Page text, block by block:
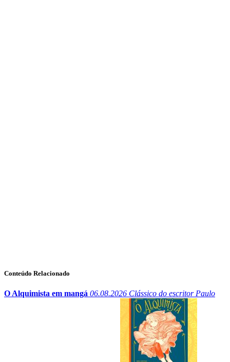
Conteúdo Relacionado
O Alquimista em mangá 06.08.2026 Clássico do escritor Paulo